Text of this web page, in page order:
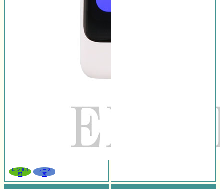
レンタル
可
リース
可